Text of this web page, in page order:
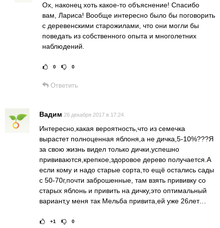
Ох, наконец хоть какое-то объяснение! Спасибо
вам, Лариса! Вообще интересно было бы поговорить
с деревенскими старожилами, что они могли бы
поведать из собственного опыта и многолетних
наблюдений.
Рейтинг статьи:
0 0
Ответить
Вадим 26 декабря 2017 в 17:24
Интересно,какая вероятность,что из семечка
вырастет полноценная яблоня,а не дичка,5-10%???Я
за свою жизнь видел только дички,успешно
прививаются,крепкое,здоровое дерево получается.А
если кому и надо старые сорта,то ещё остались сады
с 50-70г,почти заброшенные, там взять прививку со
старых яблонь и привить на дичку,это оптимальный
вариант,у меня так Мельба привита,ей уже 26лет…
Рейтинг статьи:
+1 0